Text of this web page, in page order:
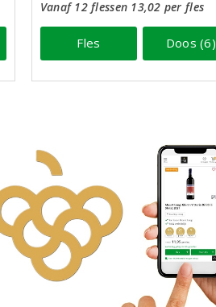
Vanaf 12 flessen 13,02 per fles
Fles Doos (6)